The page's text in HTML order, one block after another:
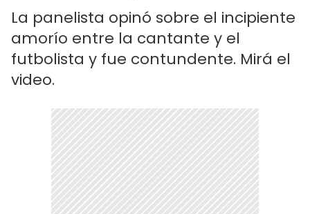
La panelista opinó sobre el incipiente
amorío entre la cantante y el
futbolista y fue contundente. Mirá el
video.